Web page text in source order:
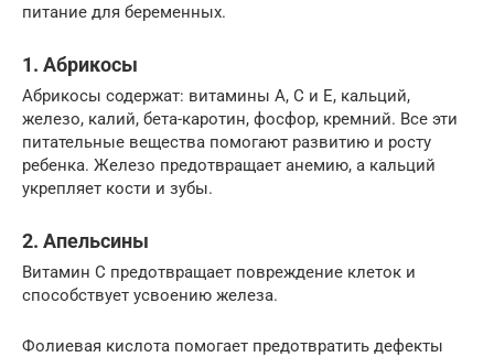
питание для беременных.
1. Абрикосы
Абрикосы содержат: витамины А, С и Е, кальций,
железо, калий, бета-каротин, фосфор, кремний. Все эти
питательные вещества помогают развитию и росту
ребенка. Железо предотвращает анемию, а кальций
укрепляет кости и зубы.
2. Апельсины
Витамин С предотвращает повреждение клеток и
способствует усвоению железа.
Фолиевая кислота помогает предотвратить дефекты